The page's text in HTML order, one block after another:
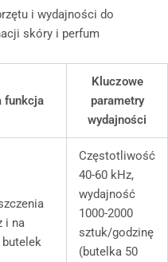
i wydajności do
skóry i perfum
funkcja
Kluczowe
parametry
wydajności
i na
Częstotliwość
40-60 kHz,
wydajność
1000-2000
sztuk/godzinę
(butelka 50